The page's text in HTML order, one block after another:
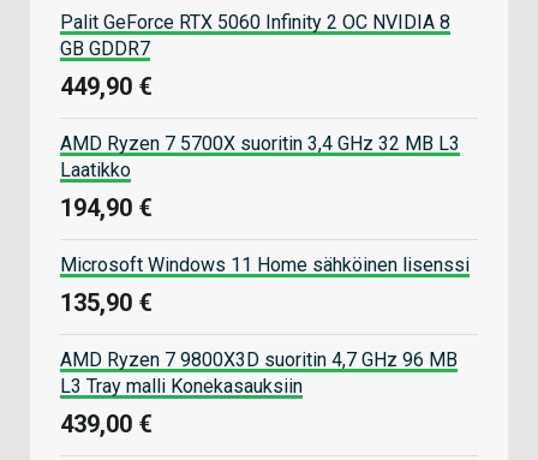
Palit GeForce RTX 5060 Infinity 2 OC NVIDIA 8
GB GDDR7
449,90 €
AMD Ryzen 7 5700X suoritin 3,4 GHz 32 MB L3
Laatikko
194,90 €
Microsoft Windows 11 Home sähköinen lisenssi
135,90 €
AMD Ryzen 7 9800X3D suoritin 4,7 GHz 96 MB
L3 Tray malli Konekasauksiin
439,00 €